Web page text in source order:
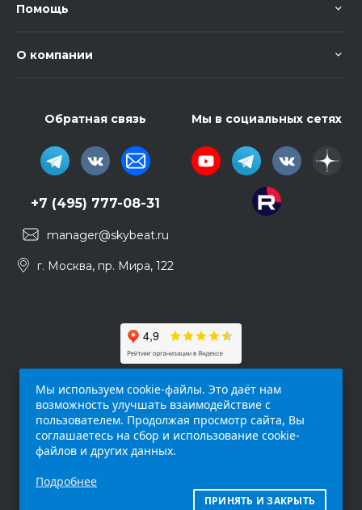
Помощь
О компании
Обратная связь
+7 (495) 777-08-31
manager@skybeat.ru
г. Москва, пр. Мира, 122
Мы в социальных сетях
интернет-сайт (
исключительно информационный характер и
Мы используем cookie-файлы. Это даёт нам
возможность улучшать взаимодействие с
пользователем. Продолжая просмотр сайта, Вы
соглашаетесь на сбор и использование cookie-
файлов и других данных.
Подробнее
ПРИНЯТЬ И ЗАКРЫТЬ